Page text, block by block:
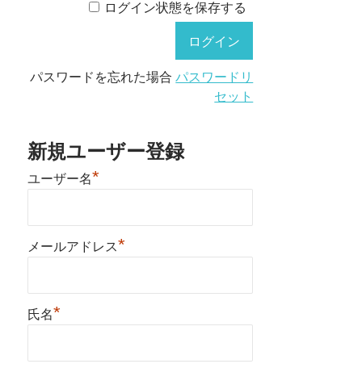
ログイン状態を保存する
パスワードを忘れた場合パスワードリ
セット
新規ユーザー登録
ユーザー名*
メールアドレス*
氏名*